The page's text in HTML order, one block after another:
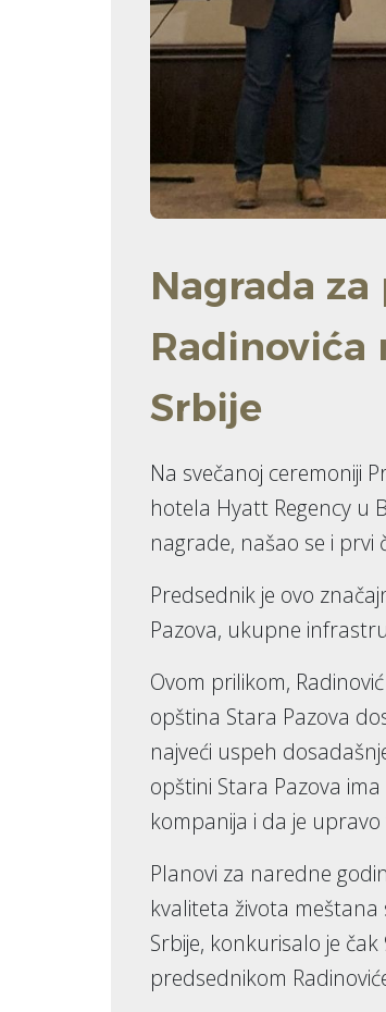
Nagrada
Radinovića
Srbije
Na svečanoj ceremoniji
hotela Hyatt Regency u
nagrade, našao se i prvi
Predsednik je ovo
Pazova, ukupne
Ovom prilikom,
opština Stara Pazova
najveći uspeh
opštini Stara Pazova
kompanija i da je
Planovi za naredne
kvaliteta života
Srbije, konkurisalo je
predsednikom